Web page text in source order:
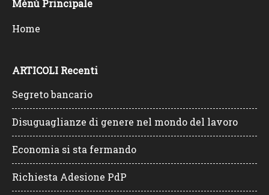
Mènù Principale
Home
ARTICOLI Recenti
Segreto bancario
Disuguaglianze di genere nel mondo del lavoro
Economia si sta fermando
Richiesta Adesione PdP